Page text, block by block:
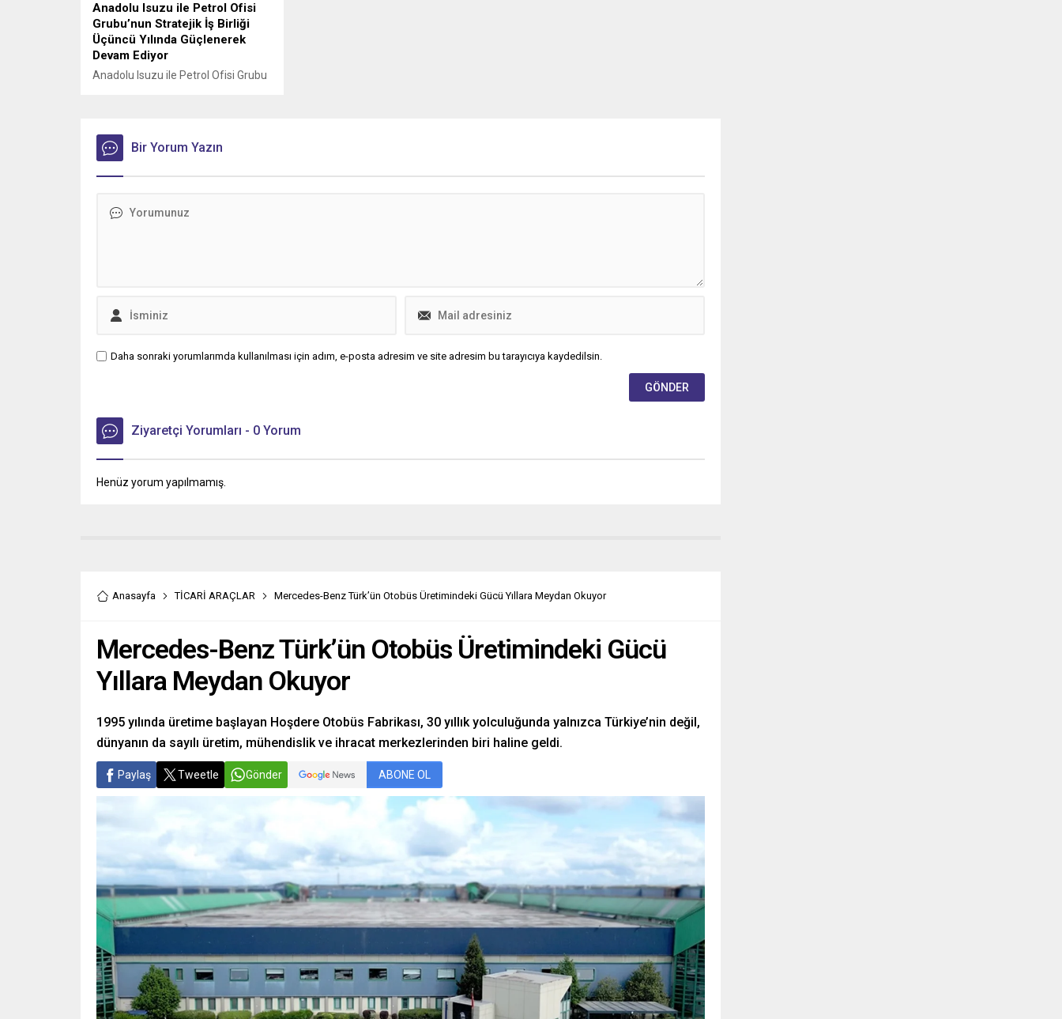
Anadolu Isuzu ile Petrol Ofisi
Grubu’nun Stratejik İş Birliği
Üçüncü Yılında Güçlenerek
Devam Ediyor
Anadolu Isuzu ile Petrol Ofisi Grubu
Bir Yorum Yazın
Daha sonraki yorumlarımda kullanılması için adım, e-posta adresim ve site adresim bu tarayıcıya kaydedilsin.
Ziyaretçi Yorumları - 0 Yorum
Henüz yorum yapılmamış.
Anasayfa TİCARİ ARAÇLAR Mercedes-Benz Türk’ün Otobüs Üretimindeki Gücü Yıllara Meydan Okuyor
Mercedes-Benz Türk’ün Otobüs Üretimindeki Gücü
Yıllara Meydan Okuyor
1995 yılında üretime başlayan Hoşdere Otobüs Fabrikası, 30 yıllık yolculuğunda yalnızca Türkiye’nin değil,
dünyanın da sayılı üretim, mühendislik ve ihracat merkezlerinden biri haline geldi.
Paylaş Tweetle Gönder ABONE OL